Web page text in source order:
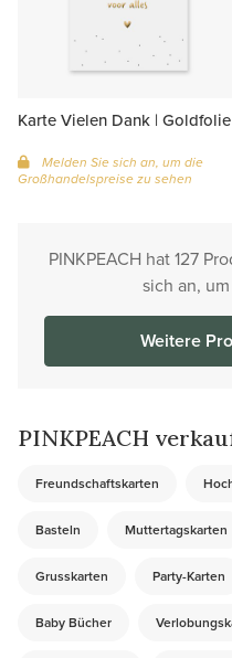
Karte Vielen Dank | Goldfolie
Melden Sie sich an, um die
Großhandelspreise zu sehen
PINKPEACH hat 127
sich an,
Weitere
PINKPEACH
Freundschaftskarten
Basteln Muttertagskarten
Grusskarten Party-Karten
Baby Bücher